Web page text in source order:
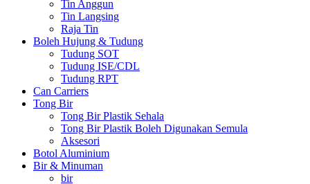
Tin Anggun
Tin Langsing
Raja Tin
Boleh Hujung & Tudung
Tudung SOT
Tudung ISE/CDL
Tudung RPT
Can Carriers
Tong Bir
Tong Bir Plastik Sehala
Tong Bir Plastik Boleh Digunakan Semula
Aksesori
Botol Aluminium
Bir & Minuman
bir